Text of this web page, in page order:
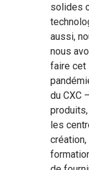
solides
aussi,
nous
faire cet
du CXC
les